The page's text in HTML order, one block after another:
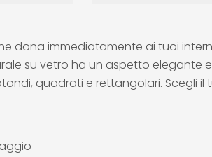
dona immediatamente ai tuoi
su vetro ha un aspetto
quadrati e rettangolari. Scegli